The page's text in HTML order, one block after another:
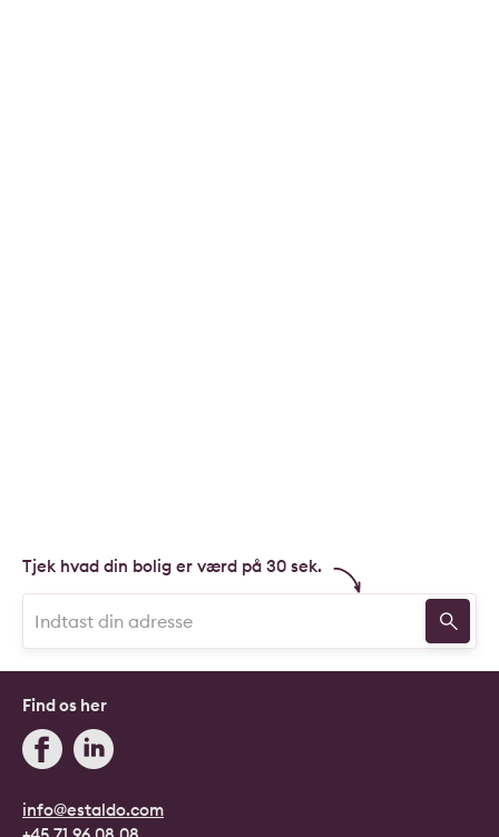
Tjek hvad din bolig er værd på 30 sek.
info@estaldo.com
Find os her